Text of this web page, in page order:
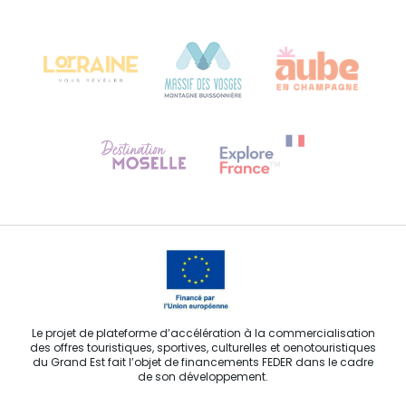
Contactez-nous
Le projet de plateforme d’accélération à la commercialisation
des offres touristiques, sportives, culturelles et oenotouristiques
du Grand Est fait l’objet de financements FEDER dans le cadre
de son développement.